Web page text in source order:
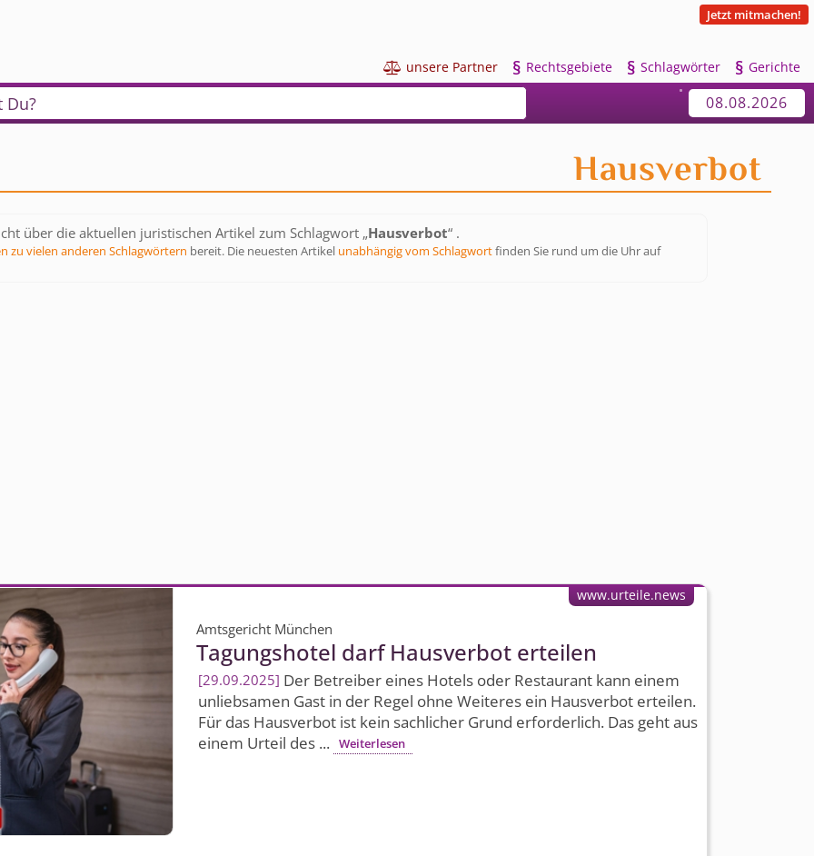
Jetzt mitmachen!
 unsere Partner § Rechtsgebiete § Schlagwörter § Gerichte
Du? 08.08.2026
Hausverbot
über die aktuellen juristischen Artikel zum Schlagwort „Hausverbot“ .
zu vielen anderen Schlagwörtern bereit. Die neuesten Artikel unabhängig vom Schlagwortfinden Sie rund um die Uhr auf
Amtsgericht München
Tagungshotel darf Hausverbot erteilen
29.09.2025 Der Betreiber eines Hotels oder Restaurant kann einem
unliebsamen Gast in der Regel ohne Weiteres ein Hausverbot erteilen.
Für das Hausverbot ist kein sachlicher Grund erforderlich. Das geht aus
einem Urteil des ... Weiterlesen
www.urteile.news